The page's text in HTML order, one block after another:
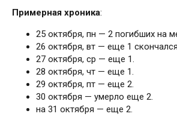
Примерная хроника:
25 октября, пн — 2 погибших на
26 октября, вт — еще 1
27 октября, ср — еще 1.
28 октября, чт — еще 1.
29 октября, пт — еще 2.
30 октября — умерло еще 2.
на 31 октября — еще 2.